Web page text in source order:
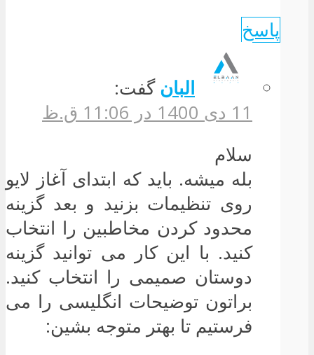
پاسخ
البان گفت:
11 دی 1400 در 11:06 ق.ظ
سلام
بله میشه. باید که ابتدای آغاز لایو
روی تنظیمات بزنید و بعد گزینه
محدود کردن مخاطبین را انتخاب
کنید. با این کار می توانید گزینه
دوستان صمیمی را انتخاب کنید.
براتون توضیحات انگلیسی را می
فرستیم تا بهتر متوجه بشین: